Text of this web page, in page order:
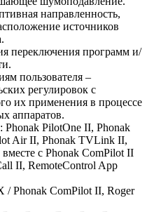
направленность,
источников
переключения программ и/
пользователя –
регулировок с
их применения в процессе
аппаратов.
Phonak PilotOne II, Phonak
Air II, Phonak TVLink II,
с Phonak ComPilot II
II, RemoteControl App
Phonak ComPilot II, Roger